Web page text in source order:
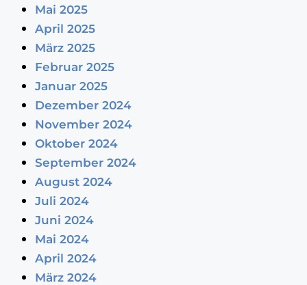
Mai 2025
April 2025
März 2025
Februar 2025
Januar 2025
Dezember 2024
November 2024
Oktober 2024
September 2024
August 2024
Juli 2024
Juni 2024
Mai 2024
April 2024
März 2024